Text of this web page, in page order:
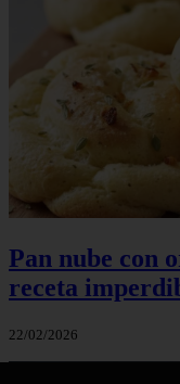
Pan nube con
receta
22/02/2026